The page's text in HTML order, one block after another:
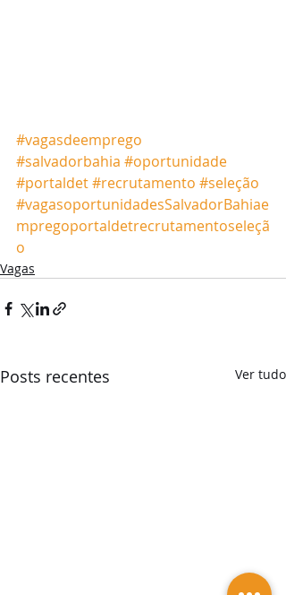
#vagasdeemprego
#salvadorbahia #oportunidade
#portaldet#recrutamento #seleção
#vagasoportunidadesSalvadorBahiae
mpregoportaldetrecrutamentoseleçã
o
Vagas
Posts recentes Ver tudo